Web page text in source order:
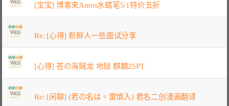
[宝宝] 博客来Amos水蜡笔5/1特价五折
Re: [心得] 新鲜人一些面试分享
[心得] 苍の海贼龙 地狱 麒麟25PT
Re: [闲聊] (君の名は。雷慎入) 君名二创漫画翻译